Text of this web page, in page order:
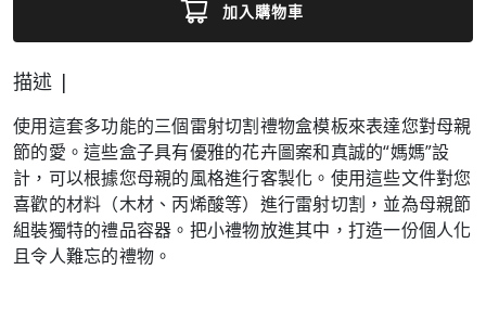
加入購物車
描述 |
使用這套多功能的三個雷射切割禮物盒模板來表達您對母親
節的愛。這些盒子具有優雅的花卉圖案和真誠的“媽媽”設
計，可以根據您母親的風格進行客製化。使用這些文件對您
喜歡的材料（木材、丙烯酸等）進行雷射切割，並為母親節
組裝獨特的禮品容器。把小禮物放進其中，打造一份個人化
且令人難忘的禮物。